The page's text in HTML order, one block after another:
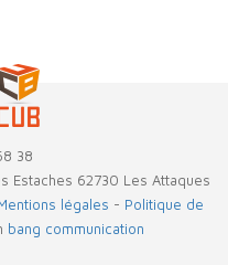
38
Estaches 62730 Les Attaques
légales - Politique de
bang communication